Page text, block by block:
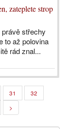
zateplete strop
střechy
to až polovina
rád znal...
31
32
>